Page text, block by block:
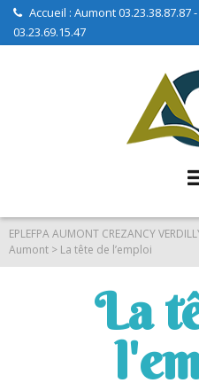
Accueil : Aumont 03.23.38.87.87
03.23.69.15.47
EPLEFPA AUMONT CREZANCY
Aumont > La tête de l’emploi
La